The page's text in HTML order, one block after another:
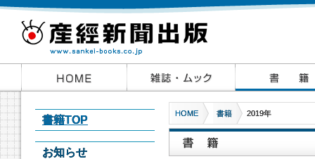
書籍TOP
お知らせ
HOME 書籍 2019年